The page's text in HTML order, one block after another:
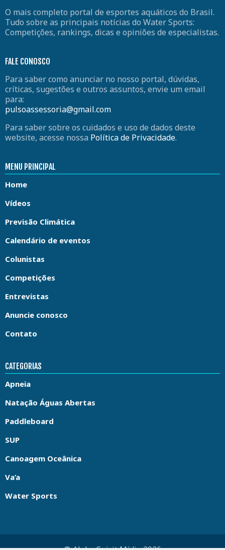
O mais completo portal de esportes aquáticos do Brasil.
Tudo sobre as principais notícias do Water Sports:
Competições, rankings, dicas e opiniões de especialistas.
FALE CONOSCO
Para saber como anunciar no nosso portal, dúvidas,
críticas, sugestões e outros assuntos, envie um email
para:
pulsoassessoria@gmail.com
Para saber sobre os cuidados e uso de dados deste
website, acesse nossa Política de Privacidade.
MENU PRINCIPAL
Home
Vídeos
Previsão Climática
Calendário de eventos
Colunistas
Competições
Entrevistas
Anuncie conosco
Contato
CATEGORIAS
Apneia
Natação Águas Abertas
Paddleboard
SUP
Canoagem Oceânica
Va’a
Water Sports